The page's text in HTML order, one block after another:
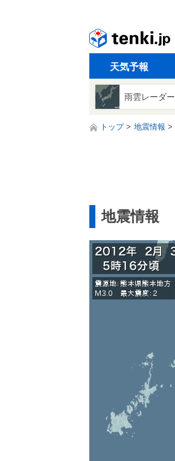
天気予報
雨雲レーダー
トップ 地震情報
地震情報